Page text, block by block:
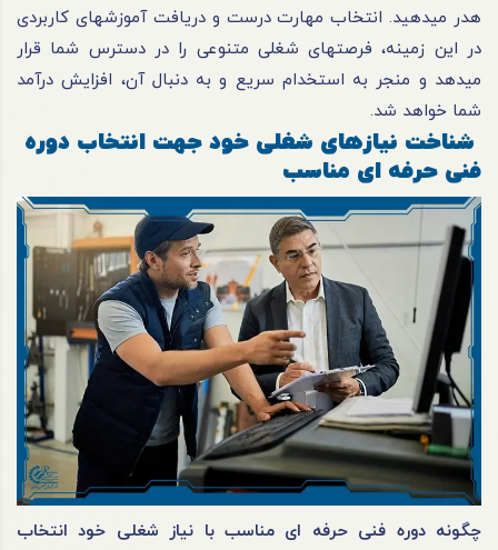
هدر می‎دهید. انتخاب مهارت درست و دریافت آموزش‎های کاربردی
در این زمینه، فرصت‎های شغلی متنوعی را در دسترس شما قرار
می‎دهد و منجر به استخدام سریع و به دنبال آن، افزایش درآمد
شما خواهد شد.
شناخت نیازهای شغلی خود جهت انتخاب دوره
فنی حرفه ای مناسب
چگونه دوره فنی حرفه ای مناسب با نیاز شغلی خود انتخاب